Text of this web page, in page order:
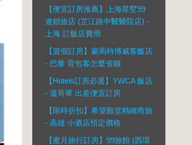
【便宜訂房推薦】上海星墅99
連鎖旅店 (芷江路中醫醫院店) -
上海 訂飯店費用
【渡假訂房】蒙馬特博威客飯店
- 巴黎 背包客怎麼省錢
【Hotels訂房必選】YWCA 飯店
- 溫哥華 出差便宜訂房
【限時折扣】希望殿堂精緻商旅
- 高雄 小酒店預定價格
【蜜月旅行訂房】99旅館 (西環